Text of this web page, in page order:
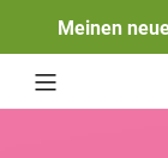
Meinen